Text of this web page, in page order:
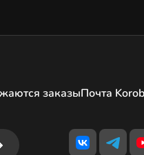
заказыПочта